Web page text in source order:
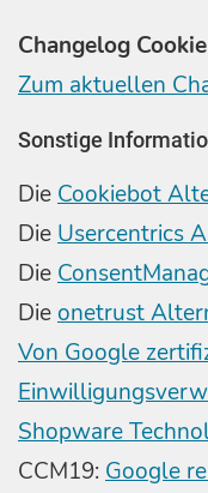
Changelog
Zum aktuellen
Sonstige
Die Cookiebot
Die Usercentrics
Die
Die onetrust
Von Google
Shopware
CCM19: Google